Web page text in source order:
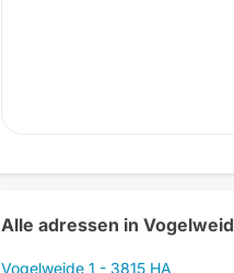
Alle adressen in
Vogelweide 1 - 3815 HA